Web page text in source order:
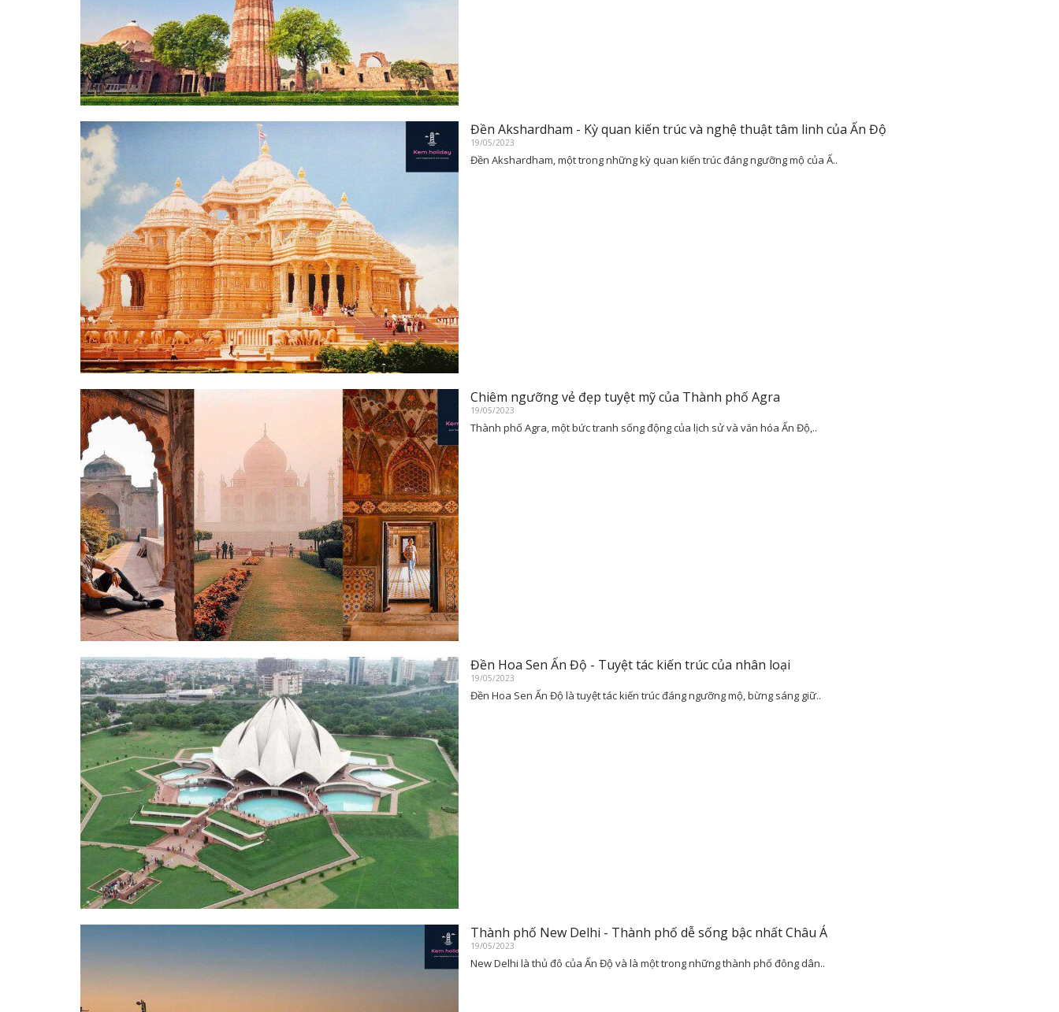
Đền Akshardham - Kỳ quan kiến trúc và nghệ thuật tâm linh của Ấn Độ
19/05/2023
Đền Akshardham, một trong những kỳ quan kiến trúc đáng ngưỡng mộ của Ấ..
Chiêm ngưỡng vẻ đẹp tuyệt mỹ của Thành phố Agra
19/05/2023
Thành phố Agra, một bức tranh sống động của lịch sử và văn hóa Ấn Độ,..
Đền Hoa Sen Ấn Độ - Tuyệt tác kiến trúc của nhân loại
19/05/2023
Đền Hoa Sen Ấn Độ là tuyệt tác kiến trúc đáng ngưỡng mộ, bừng sáng giữ..
Thành phố New Delhi - Thành phố dễ sống bậc nhất Châu Á
19/05/2023
New Delhi là thủ đô của Ấn Độ và là một trong những thành phố đông dân..